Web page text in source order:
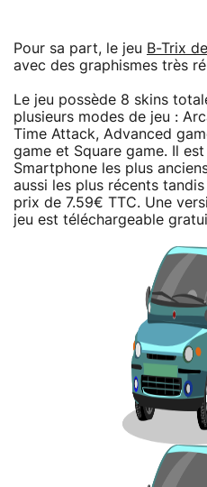
Pour sa part, le jeu B-Trix
avec des graphismes très
Le jeu possède 8 skins
plusieurs modes de jeu :
Time Attack, Advanced
game et Square game. Il
Smartphone les plus
aussi les plus récents
prix de 7.59€ TTC. Une
jeu est téléchargeable